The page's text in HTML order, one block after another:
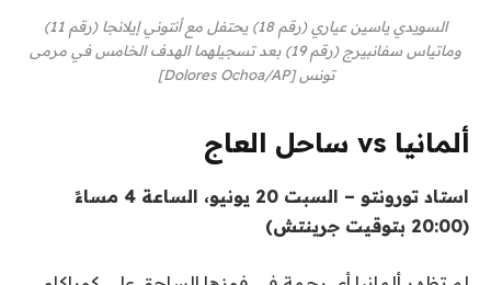
السويدي ياسين عياري (رقم 18) يحتفل مع أنتوني إيلانجا (رقم 11)
وماتياس سفانبيرج (رقم 19) بعد تسجيلهما الهدف الخامس في مرمى
تونس [Dolores Ochoa/AP]
ألمانيا vs ساحل العاج
استاد تورونتو – السبت 20 يونيو، الساعة 4 مساءً
(20:00 بتوقيت جرينتش)